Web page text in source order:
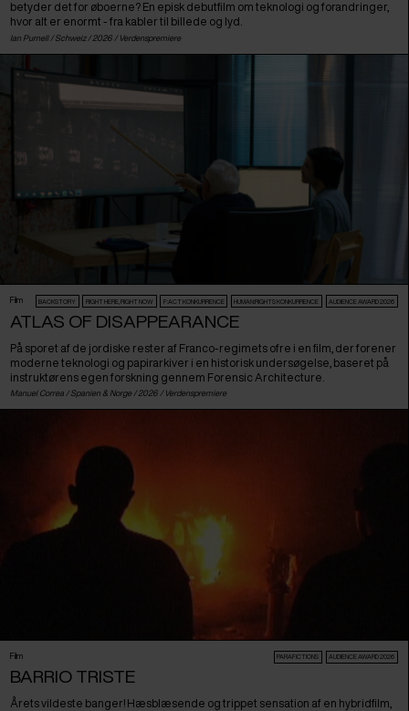
betyder det for øboerne? En episk debutfilm om teknologi og forandringer,
hvor alt er enormt - fra kabler til billede og lyd.
Ian Purnell / Schweiz/ 2026 / Verdenspremiere
Film BACKSTORY RIGHT HERE, RIGHT NOW F:ACT KONKURRENCE HUMAN:RIGHTS KONKURRENCE AUDIENCE AWARD 2026
ATLAS OF DISAPPEARANCE
På sporet af de jordiske rester af Franco-regimets ofre i en film, der forener
moderne teknologi og papirarkiver i en historisk undersøgelse, baseret på
instruktørens egen forskning gennem Forensic Architecture.
Manuel Correa / Spanien & Norge / 2026 / Verdenspremiere
Film PARAFICTIONS AUDIENCE AWARD 2026
BARRIO TRISTE
Årets vildeste banger! Hæsblæsende og trippet sensation af en hybridfilm,